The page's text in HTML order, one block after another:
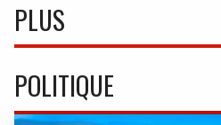
PLUS
POLITIQUE